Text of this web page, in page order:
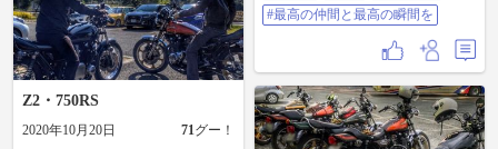
#最高の仲間と最高の瞬間を
Z2・750RS
2020年10月20日 71グー！